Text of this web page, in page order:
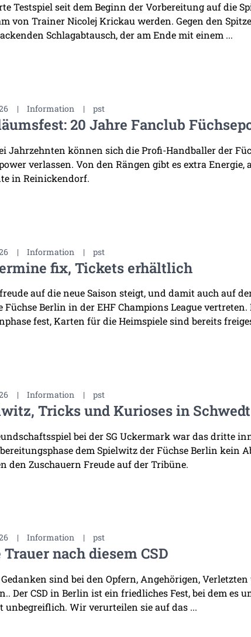
Testspiel seit dem Beginn der Vorbereitung auf die
von Trainer Nicolej Krickau werden. Gegen den
Schlagabtausch, der am Ende mit einem ...
| Information | pst
20 Jahre Fanclub
Jahrzehnten können sich die Profi-Handballer der
verlassen. Von den Rängen gibt es extra
in Reinickendorf.
| Information | pst
fix, Tickets erhältlich
auf die neue Saison steigt, und damit auch auf
Füchse Berlin in der EHF Champions League
fest, Karten für die Heimspiele sind bereits
| Information | pst
Tricks und Kurioses in Schwedt
bei der SG Uckermark war das dritte
dem Spielwitz der Füchse Berlin kein
den Zuschauern Freude auf der Tribüne.
| Information | pst
nach diesem CSD
sind bei den Opfern, Angehörigen,
Der CSD in Berlin ist ein friedliches Fest, bei dem es
unbegreiflich. Wir verurteilen sie auf das ...